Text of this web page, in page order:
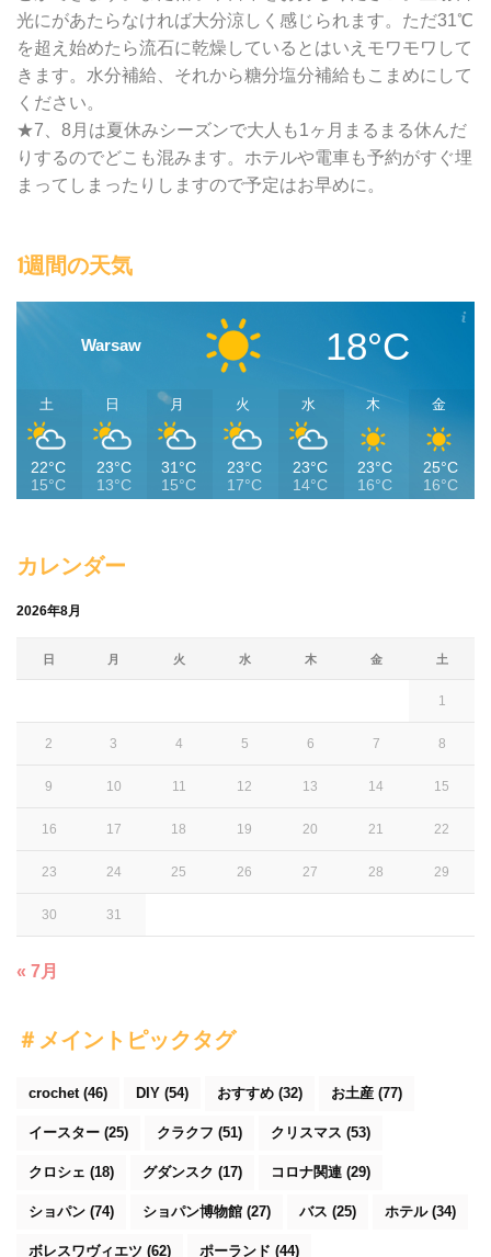
光にがあたらなければ大分涼しく感じられます。ただ31℃
を超え始めたら流石に乾燥しているとはいえモワモワして
きます。水分補給、それから糖分塩分補給もこまめにして
ください。
★7、8月は夏休みシーズンで大人も1ヶ月まるまる休んだ
りするのでどこも混みます。ホテルや電車も予約がすぐ埋
まってしまったりしますので予定はお早めに。
1週間の天気
Warsaw 18°C
土
22°C
15°C
日
23°C
13°C
月
31°C
15°C
火
23°C
17°C
水
23°C
14°C
木
23°C
16°C
金
25°C
16°C
カレンダー
2026年8月
日 月 火 水 木 金 土
1
2 3 4 5 6 7 8
9 10 11 12 13 14 15
16 17 18 19 20 21 22
23 24 25 26 27 28 29
30 31
« 7月
＃メイントピックタグ
crochet (46) DIY (54) おすすめ (32) お土産 (77)
イースター (25) クラクフ (51) クリスマス (53)
クロシェ (18) グダンスク (17) コロナ関連 (29)
ショパン (74) ショパン博物館 (27) バス (25) ホテル(34)
ボレスワヴィエツ (62) ポーランド (44)